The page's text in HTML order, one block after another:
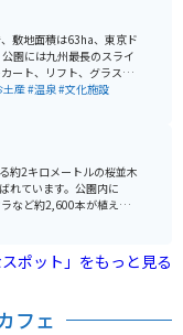
ボードウォーク、トイレ
を登ると、旧島津藩の山
さ15mの展望台があり、
望できます。 また、
地場産品販売所が協力し
クリーム、ソフトドリン
敷地面積は63ha、東京ド
園には九州最長のスライ
ート、リフト、グラスス
な遊具と施設が完備され
楽しむことができます。
す。公園内には温泉施設
泉やプールを楽しむこと
自然を満喫できる遊歩道
ルがオープンし、山頂の
山を一望することができ
土産#温泉#文化施設
約2キロメートルの桜並木
れています。公園内に
など約2,600本が植えら
の丘の上にある母智丘神
て、桜まつりが開催さ
店でにぎわいます。
ポット」をもっと見る
フェ